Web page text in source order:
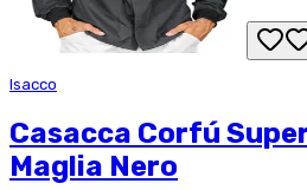
Isacco
Casacca Corfú
Maglia Nero